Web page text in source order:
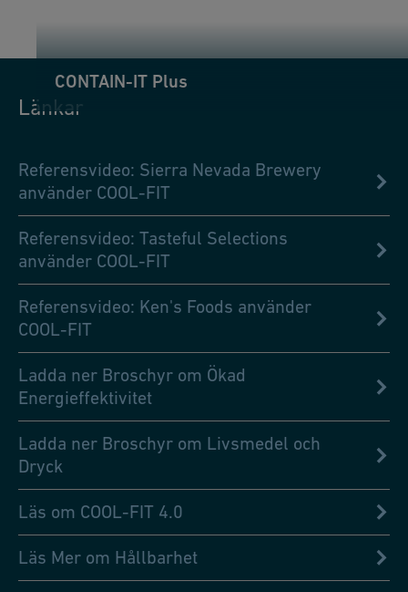
CONTAIN-IT Plus
Länkar
Referensvideo: Sierra Nevada Brewery
använder COOL-FIT
Referensvideo: Tasteful Selections
använder COOL-FIT
Referensvideo: Ken's Foods använder
COOL-FIT
Ladda ner Broschyr om Ökad
Energieffektivitet
Ladda ner Broschyr om Livsmedel och
Dryck
Läs om COOL-FIT 4.0
Läs Mer om Hållbarhet